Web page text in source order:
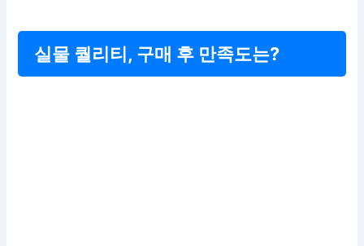
실물 퀄리티, 구매 후 만족도는?